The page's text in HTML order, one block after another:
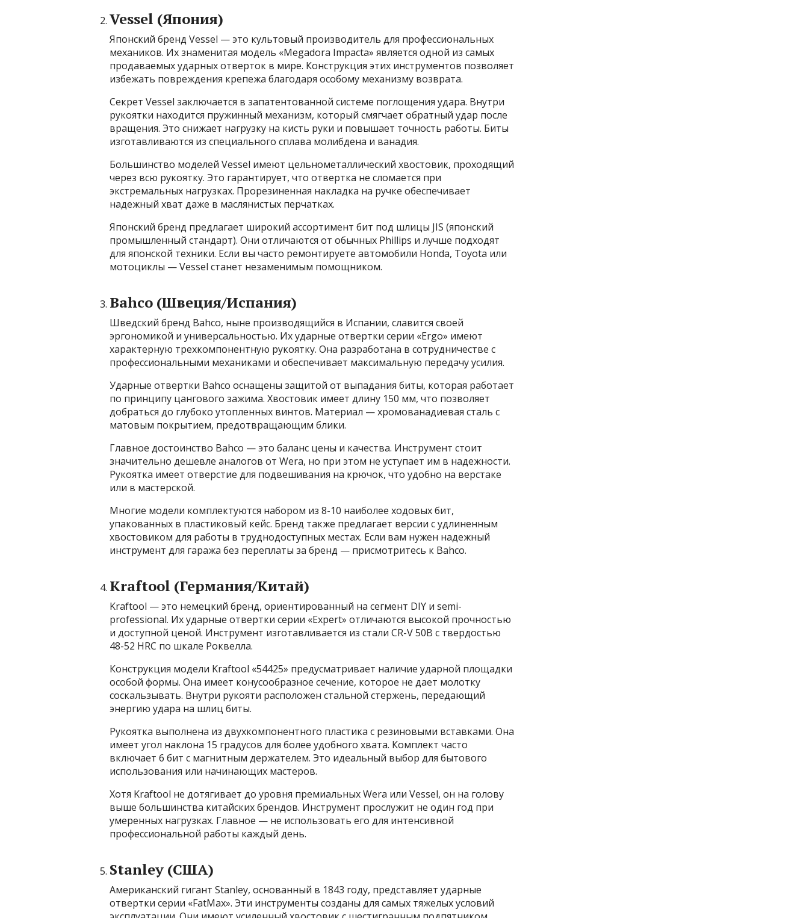
Vessel (Япония)
Японский бренд Vessel — это культовый производитель для профессиональных
механиков. Их знаменитая модель «Megadora Impacta» является одной из самых
продаваемых ударных отверток в мире. Конструкция этих инструментов позволяет
избежать повреждения крепежа благодаря особому механизму возврата.
Секрет Vessel заключается в запатентованной системе поглощения удара. Внутри
рукоятки находится пружинный механизм, который смягчает обратный удар после
вращения. Это снижает нагрузку на кисть руки и повышает точность работы. Биты
изготавливаются из специального сплава молибдена и ванадия.
Большинство моделей Vessel имеют цельнометаллический хвостовик, проходящий
через всю рукоятку. Это гарантирует, что отвертка не сломается при
экстремальных нагрузках. Прорезиненная накладка на ручке обеспечивает
надежный хват даже в маслянистых перчатках.
Японский бренд предлагает широкий ассортимент бит под шлицы JIS (японский
промышленный стандарт). Они отличаются от обычных Phillips и лучше подходят
для японской техники. Если вы часто ремонтируете автомобили Honda, Toyota или
мотоциклы — Vessel станет незаменимым помощником.
Bahco (Швеция/Испания)
Шведский бренд Bahco, ныне производящийся в Испании, славится своей
эргономикой и универсальностью. Их ударные отвертки серии «Ergo» имеют
характерную трехкомпонентную рукоятку. Она разработана в сотрудничестве с
профессиональными механиками и обеспечивает максимальную передачу усилия.
Ударные отвертки Bahco оснащены защитой от выпадания биты, которая работает
по принципу цангового зажима. Хвостовик имеет длину 150 мм, что позволяет
добраться до глубоко утопленных винтов. Материал — хромованадиевая сталь с
матовым покрытием, предотвращающим блики.
Главное достоинство Bahco — это баланс цены и качества. Инструмент стоит
значительно дешевле аналогов от Wera, но при этом не уступает им в надежности.
Рукоятка имеет отверстие для подвешивания на крючок, что удобно на верстаке
или в мастерской.
Многие модели комплектуются набором из 8-10 наиболее ходовых бит,
упакованных в пластиковый кейс. Бренд также предлагает версии с удлиненным
хвостовиком для работы в труднодоступных местах. Если вам нужен надежный
инструмент для гаража без переплаты за бренд — присмотритесь к Bahco.
Kraftool (Германия/Китай)
Kraftool — это немецкий бренд, ориентированный на сегмент DIY и semi-
professional. Их ударные отвертки серии «Expert» отличаются высокой прочностью
и доступной ценой. Инструмент изготавливается из стали CR-V 50B с твердостью
48-52 HRC по шкале Роквелла.
Конструкция модели Kraftool «54425» предусматривает наличие ударной площадки
особой формы. Она имеет конусообразное сечение, которое не дает молотку
соскальзывать. Внутри рукояти расположен стальной стержень, передающий
энергию удара на шлиц биты.
Рукоятка выполнена из двухкомпонентного пластика с резиновыми вставками. Она
имеет угол наклона 15 градусов для более удобного хвата. Комплект часто
включает 6 бит с магнитным держателем. Это идеальный выбор для бытового
использования или начинающих мастеров.
Хотя Kraftool не дотягивает до уровня премиальных Wera или Vessel, он на голову
выше большинства китайских брендов. Инструмент прослужит не один год при
умеренных нагрузках. Главное — не использовать его для интенсивной
профессиональной работы каждый день.
Stanley (США)
Американский гигант Stanley, основанный в 1843 году, представляет ударные
отвертки серии «FatMax». Эти инструменты созданы для самых тяжелых условий